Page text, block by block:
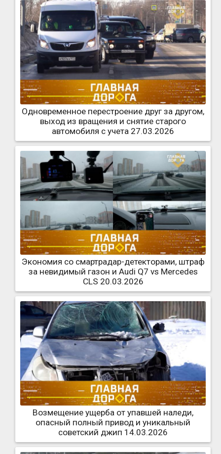
Одновременное перестроение друг за другом,
выход из вращения и снятие старого
автомобиля с учета 27.03.2026
Экономия со смартрадар-детекторами, штраф
за невидимый газон и Audi Q7 vs Mercedes
CLS 20.03.2026
Возмещение ущерба от упавшей наледи,
опасный полный привод и уникальный
советский джип 14.03.2026